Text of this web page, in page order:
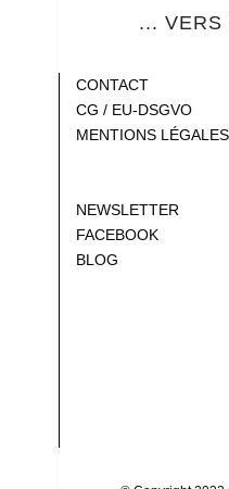
... VERS
CONTACT
CG / EU-DSGVO
MENTIONS LÉGALES
NEWSLETTER
FACEBOOK
BLOG